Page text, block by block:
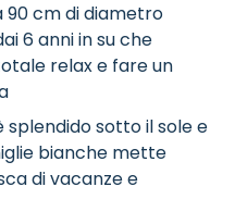
90 cm di diametro
6 anni in su che
relax e fare un
splendido sotto il sole e
bianche mette
di vacanze e